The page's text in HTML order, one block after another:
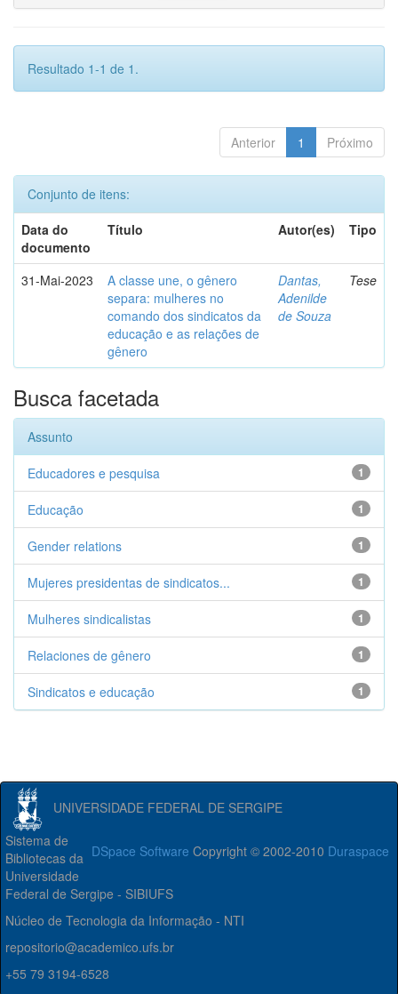
Resultado 1-1 de 1.
Anterior 1 Próximo
Conjunto de itens:
Data do
documento
Título Autor(es) Tipo
31-Mai-2023
A classe une, o gênero
separa: mulheres no
comando dos sindicatos da
educação e as relações de
gênero
Dantas,
Adenilde
de Souza
Tese
Busca facetada
Assunto
1
Educadores e pesquisa
1
Educação
1
Gender relations
1
Mujeres presidentas de sindicatos...
1
Mulheres sindicalistas
1
Relaciones de gênero
1
Sindicatos e educação
UNIVERSIDADE FEDERAL DE SERGIPE
DSpace Software Copyright © 2002-2010 Duraspace
Sistema de
Bibliotecas da
Universidade
Federal de Sergipe - SIBIUFS
Núcleo de Tecnologia da Informação - NTI
repositorio@academico.ufs.br
+55 79 3194-6528